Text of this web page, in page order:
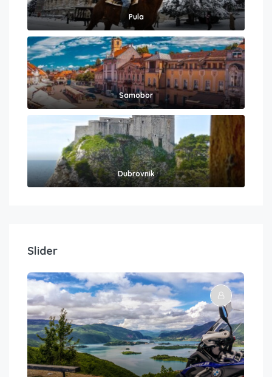
Pula
Samobor
Dubrovnik
Slider